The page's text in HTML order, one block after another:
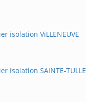
isolation ViLLENEUVE
isolation SAiNTE-TULLE